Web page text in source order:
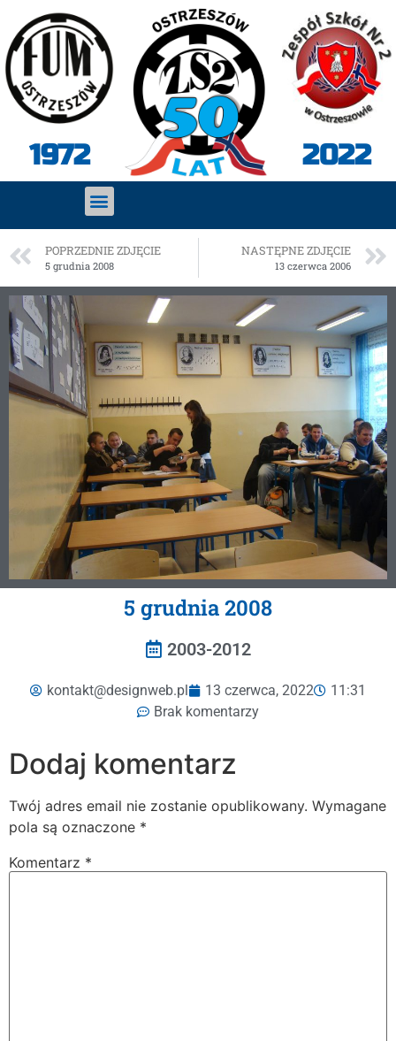
1972 2022
POPRZEDNIE ZDJĘCIE
5 grudnia 2008
NASTĘPNE ZDJĘCIE
13 czerwca 2006
5 grudnia 2008
2003-2012
kontakt@designweb.pl 13 czerwca, 2022
11:31
Brak komentarzy
Dodaj komentarz
Twój adres email nie zostanie opublikowany. Wymagane
pola są oznaczone *
Komentarz *